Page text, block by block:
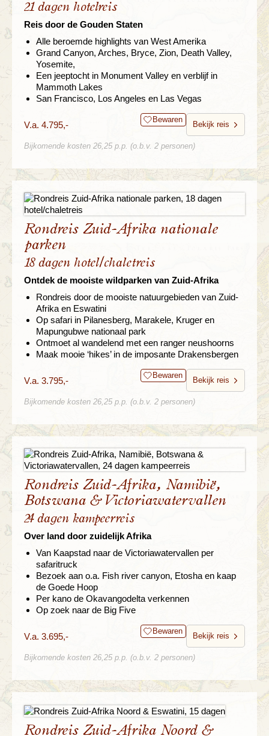
21 dagen hotelreis
Reis door de Gouden Staten
Alle beroemde highlights van West Amerika
Grand Canyon, Arches, Bryce, Zion, Death Valley,
Yosemite,
Een jeeptocht in Monument Valley en verblijf in
Mammoth Lakes
San Francisco, Los Angeles en Las Vegas
V.a. 4.795,- Bewaren
Bekijk reis
Bijkomende kosten 26,25 p.p. (o.b.v. 2 personen)
Rondreis Zuid-Afrika nationale
parken
18 dagen hotel/chaletreis
Ontdek de mooiste wildparken van Zuid-Afrika
Rondreis door de mooiste natuurgebieden van Zuid-
Afrika en Eswatini
Op safari in Pilanesberg, Marakele, Kruger en
Mapungubwe nationaal park
Ontmoet al wandelend met een ranger neushoorns
Maak mooie ‘hikes’ in de imposante Drakensbergen
V.a. 3.795,- Bewaren
Bekijk reis
Bijkomende kosten 26,25 p.p. (o.b.v. 2 personen)
Rondreis Zuid-Afrika, Namibië,
Botswana & Victoriawatervallen
24 dagen kampeerreis
Over land door zuidelijk Afrika
Van Kaapstad naar de Victoriawatervallen per
safaritruck
Bezoek aan o.a. Fish river canyon, Etosha en kaap
de Goede Hoop
Per kano de Okavangodelta verkennen
Op zoek naar de Big Five
V.a. 3.695,- Bewaren
Bekijk reis
Bijkomende kosten 26,25 p.p. (o.b.v. 2 personen)
Rondreis Zuid-Afrika Noord &